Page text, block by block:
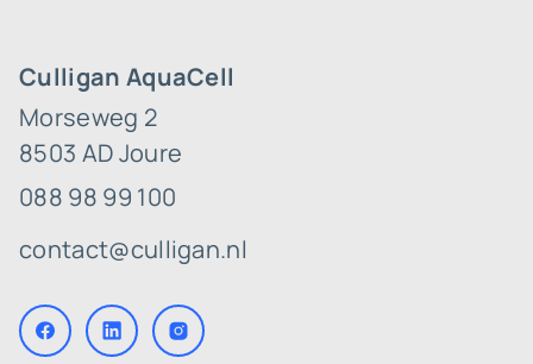
Culligan AquaCell
Morseweg 2
8503 AD Joure
088 98 99 100
contact@culligan.nl